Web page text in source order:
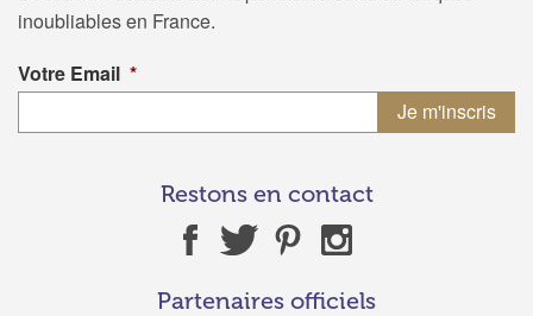
inoubliables en France.
Votre Email *
Restons en contact
Partenaires officiels